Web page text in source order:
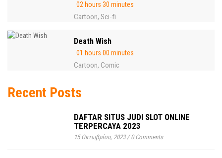
02 hours 30 minutes
Cartoon, Sci-fi
Death Wish
01 hours 00 minutes
Cartoon, Comic
Recent Posts
DAFTAR SITUS JUDI SLOT ONLINE
TERPERCAYA 2023
15 Οκτωβρίου, 2023/0 Comments